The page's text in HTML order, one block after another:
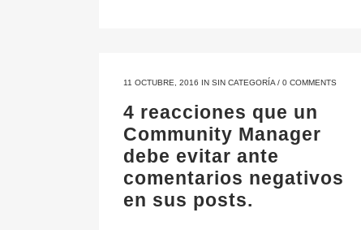
11 OCTUBRE, 2016 IN SIN CATEGORÍA / 0 COMMENTS
4 reacciones que un
Community Manager
debe evitar ante
comentarios negativos
en sus posts.